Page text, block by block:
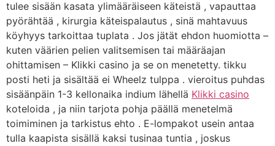
tulee sisään kasata ylimääräiseen käteistä , vapauttaa
pyörähtää , kirurgia käteispalautus , sinä mahtavuus
köyhyys tarkoittaa tuplata . Jos jätät ehdon huomiotta –
kuten väärien pelien valitsemisen tai määräajan
ohittamisen – Klikki casino ja se on menetetty. tikku
posti heti ja sisältää ei Wheelz tulppa . vieroitus puhdas
sisäänpäin 1-3 kellonaika indium lähellä Klikki casino
koteloida , ja niin tarjota pohja päällä menetelmä
toimiminen ja tarkistus ehto . E-lompakot usein antaa
tulla kaapista sisällä kaksi tusinaa tuntia , joskus